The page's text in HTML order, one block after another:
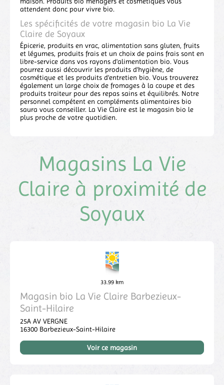
attendent donc pour vivre bio.
Les spécificités de votre magasin bio La Vie
Claire de Soyaux
Épicerie, produits en vrac, alimentation sans gluten, fruits
et légumes, produits frais et un choix de pains frais sont en
libre-service dans vos rayons d'alimentation bio. Vous
pourrez aussi découvrir les produits d'hygiène, de
cosmétique et les produits d'entretien bio. Vous trouverez
également un large choix de fromages à la coupe et des
produits traiteur pour des repas sains et équilibrés. Notre
personnel compétent en compléments alimentaires bio
saura vous conseiller. La Vie Claire est le magasin bio le
plus proche de votre quotidien.
Magasins La Vie
Claire à proximité de
Soyaux
33.99 km
Magasin bio La Vie Claire Barbezieux-
Saint-Hilaire
25A AV VERGNE
16300 Barbezieux-Saint-Hilaire
Voir ce magasin